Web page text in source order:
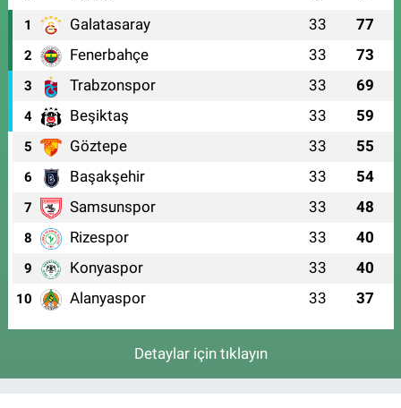
1 Galatasaray 33 77
2 Fenerbahçe 33 73
3 Trabzonspor 33 69
4 Beşiktaş 33 59
5 Göztepe 33 55
6 Başakşehir 33 54
7 Samsunspor 33 48
8 Rizespor 33 40
9 Konyaspor 33 40
10 Alanyaspor 33 37
Detaylar için tıklayın